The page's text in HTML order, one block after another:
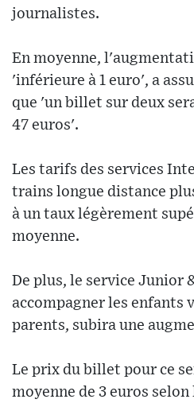
journalistes.
En moyenne,
'inférieure à 1 euro', a
que 'un billet sur deux
47 euros'.
Les tarifs des services
trains longue distance
à un taux légèrement
moyenne.
De plus, le service Junior
accompagner les enfants
parents, subira une
Le prix du billet pour ce
moyenne de 3 euros